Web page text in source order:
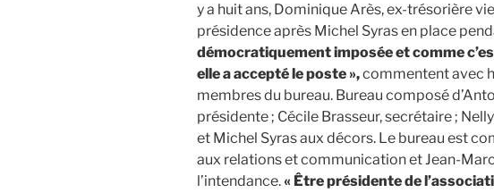
y a huit ans, Dominique Arès, ex-trésorière
présidence après Michel Syras en place
démocratiquement imposée et comme
elle a accepté le poste »,commentent avec
membres du bureau. Bureau composé
présidente ; Cécile Brasseur, secrétaire ;
et Michel Syras aux décors. Le bureau est
aux relations et communication et Jean-
l’intendance. « Être présidente de